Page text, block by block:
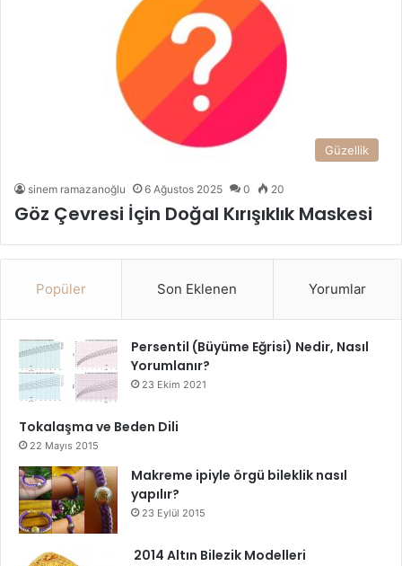
Güzellik
sinem ramazanoğlu 6 Ağustos 2025 0 20
Göz Çevresi İçin Doğal Kırışıklık Maskesi
Popüler Son Eklenen Yorumlar
Persentil (Büyüme Eğrisi) Nedir, Nasıl
Yorumlanır?
23 Ekim 2021
Tokalaşma ve Beden Dili
22 Mayıs 2015
Makreme ipiyle örgü bileklik nasıl
yapılır?
23 Eylül 2015
2014 Altın Bilezik Modelleri